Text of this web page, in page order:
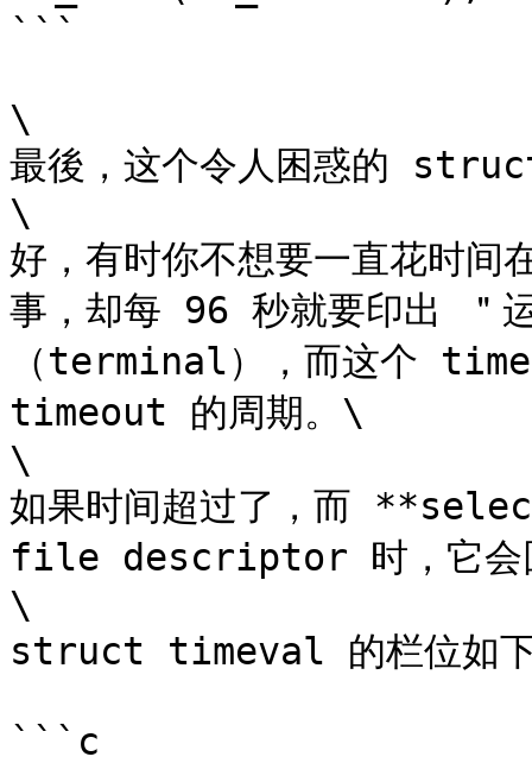
```
\
最後，这个令人困惑的
\
好，有时你不想要一直花时间
事，却每 96 秒就要印出
（terminal），而这个
timeout 的周期。\
\
如果时间超过了，而
file descriptor 时，它会回
\
struct timeval 的栏位如
```c